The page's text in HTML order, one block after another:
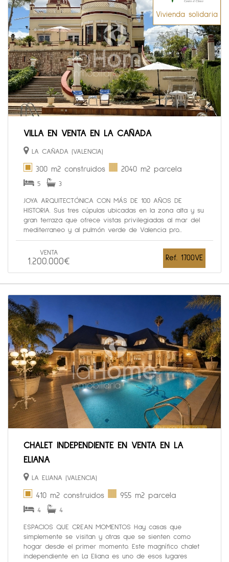
Vivienda solidaria
VILLA EN VENTA EN LA CAÑADA
LA CAÑADA (VALENCIA)
300 m2 construidos 2040 m2 parcela
5 3
JOYA ARQUITECTÓNICA CON MÁS DE 100 AÑOS DE
HISTORIA. Sus tres cúpulas ubicadas en la zona alta y su
gran terraza que ofrece vistas privilegiadas al mar del
mediterraneo y al pulmón verde de Valencia pro...
VENTA
1.200.000€ Ref. 1700VE
CHALET INDEPENDIENTE EN VENTA EN LA
ELIANA
LA ELIANA (VALENCIA)
410 m2 construidos 955 m2 parcela
4 4
ESPACIOS QUE CREAN MOMENTOS Hay casas que
simplemente se visitan y otras que se sienten como
hogar desde el primer momento. Este magnífico chalet
independiente en La Eliana es uno de esos lugares